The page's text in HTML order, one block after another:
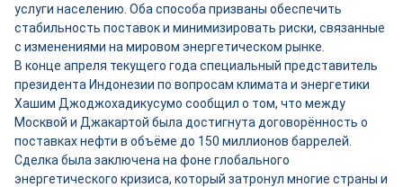
услуги населению. Оба способа призваны обеспечить
стабильность поставок и минимизировать риски, связанные
с изменениями на мировом энергетическом рынке.
В конце апреля текущего года специальный представитель
президента Индонезии по вопросам климата и энергетики
Хашим Джоджохадикусумо сообщил о том, что между
Москвой и Джакартой была достигнута договорённость о
поставках нефти в объёме до 150 миллионов баррелей.
Сделка была заключена на фоне глобального
энергетического кризиса, который затронул многие страны и